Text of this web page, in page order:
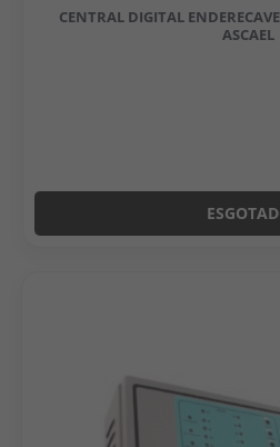
CENTRAL DIGITAL
ASCAEL